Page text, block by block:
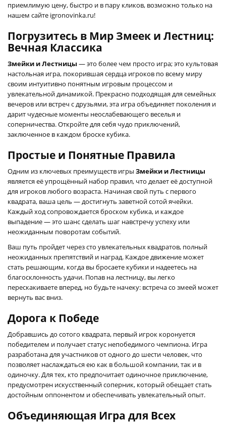
приемлимую цену, быстро и в пару кликов, возможно только на
нашем сайте igronovinka.ru!
Погрузитесь в Мир Змеек и Лестниц:
Вечная Классика
Змейки и Лестницы — это более чем просто игра; это культовая
настольная игра, покорившая сердца игроков по всему миру
своим интуитивно понятным игровым процессом и
увлекательной динамикой. Прекрасно подходящая для семейных
вечеров или встреч с друзьями, эта игра объединяет поколения и
дарит чудесные моменты неослабевающего веселья и
соперничества. Откройте для себя чудо приключений,
заключенное в каждом броске кубика.
Простые и Понятные Правила
Одним из ключевых преимуществ игры Змейки и Лестницы
является её упрощённый набор правил, что делает её доступной
для игроков любого возраста. Начиная свой путь с первого
квадрата, ваша цель — достигнуть заветной сотой ячейки.
Каждый ход сопровождается броском кубика, и каждое
выпадение — это шанс сделать шаг навстречу успеху или
неожиданным поворотам событий.
Ваш путь пройдет через сто увлекательных квадратов, полный
неожиданных препятствий и наград. Каждое движение может
стать решающим, когда вы бросаете кубики и надеетесь на
благосклонность удачи. Попав на лестницу, вы легко
перескакиваете вперед, но будьте начеку: встреча со змеей может
вернуть вас вниз.
Дорога к Победе
Добравшись до сотого квадрата, первый игрок коронуется
победителем и получает статус непобедимого чемпиона. Игра
разработана для участников от одного до шести человек, что
позволяет наслаждаться ею как в большой компании, так и в
одиночку. Для тех, кто предпочитает одиночное приключение,
предусмотрен искусственный соперник, который обещает стать
достойным оппонентом и обеспечивать увлекательный опыт.
Объединяющая Игра для Всех